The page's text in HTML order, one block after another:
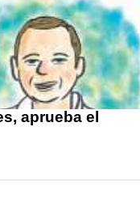
aprueba el